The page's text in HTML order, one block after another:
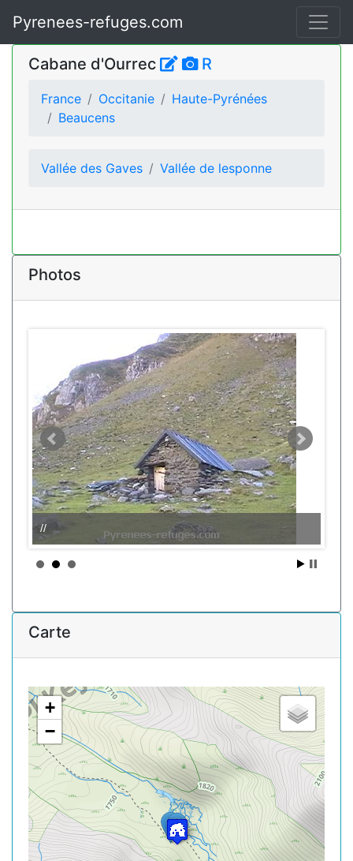
Pyrenees-refuges.com
Cabane d'Ourrec R
France Occitanie
Haute-Pyrénées
Beaucens
Vallée des Gaves Vallée de lesponne
Photos
//
Carte
+
−